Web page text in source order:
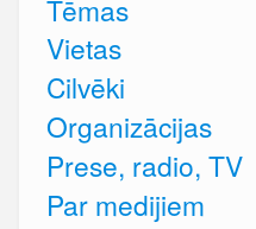
Tēmas
Vietas
Cilvēki
Organizācijas
Prese, radio, TV
Par medijiem